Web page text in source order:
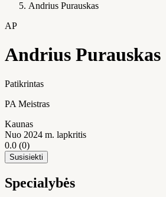
Andrius Purauskas
AP
Andrius Purauskas
Patikrintas
PA Meistras
Kaunas
Nuo 2024 m. lapkritis
0.0 (0)
Susisiekti
Specialybės